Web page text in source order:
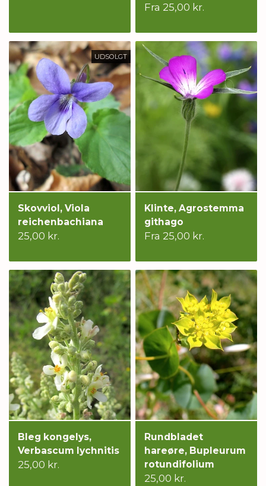
Fra 25,00 kr.
UDSOLGT
Skovviol, Viola
reichenbachiana
25,00 kr.
Klinte, Agrostemma
githago
Fra 25,00 kr.
Bleg kongelys,
Verbascum lychnitis
25,00 kr.
Rundbladet
hareøre, Bupleurum
rotundifolium
25,00 kr.